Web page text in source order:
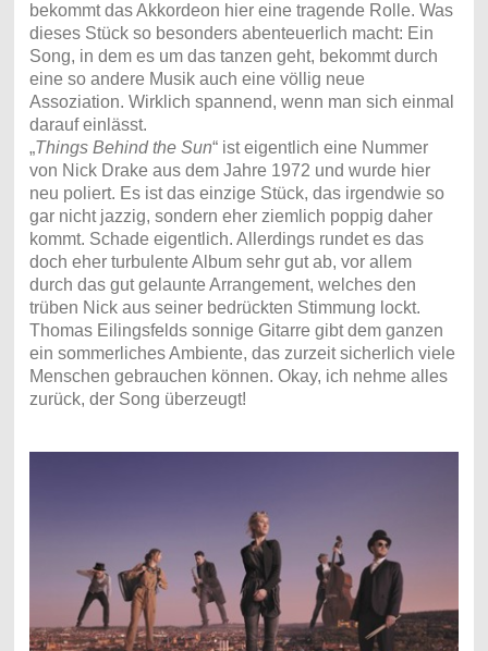
bekommt das Akkordeon hier eine tragende Rolle. Was
dieses Stück so besonders abenteuerlich macht: Ein
Song, in dem es um das tanzen geht, bekommt durch
eine so andere Musik auch eine völlig neue
Assoziation. Wirklich spannend, wenn man sich einmal
darauf einlässt.
„Things Behind the Sun“ ist eigentlich eine Nummer
von Nick Drake aus dem Jahre 1972 und wurde hier
neu poliert. Es ist das einzige Stück, das irgendwie so
gar nicht jazzig, sondern eher ziemlich poppig daher
kommt. Schade eigentlich. Allerdings rundet es das
doch eher turbulente Album sehr gut ab, vor allem
durch das gut gelaunte Arrangement, welches den
trüben Nick aus seiner bedrückten Stimmung lockt.
Thomas Eilingsfelds sonnige Gitarre gibt dem ganzen
ein sommerliches Ambiente, das zurzeit sicherlich viele
Menschen gebrauchen können. Okay, ich nehme alles
zurück, der Song überzeugt!